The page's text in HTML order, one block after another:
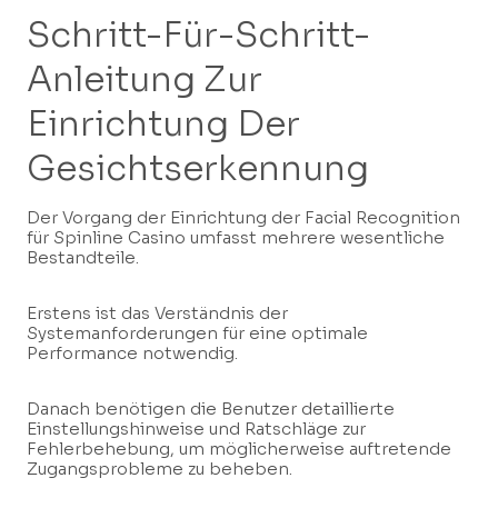
Schritt-Für-Schritt-
Anleitung Zur
Einrichtung Der
Gesichtserkennung
Der Vorgang der Einrichtung der Facial Recognition
für Spinline Casino umfasst mehrere wesentliche
Bestandteile.
Erstens ist das Verständnis der
Systemanforderungen für eine optimale
Performance notwendig.
Danach benötigen die Benutzer detaillierte
Einstellungshinweise und Ratschläge zur
Fehlerbehebung, um möglicherweise auftretende
Zugangsprobleme zu beheben.